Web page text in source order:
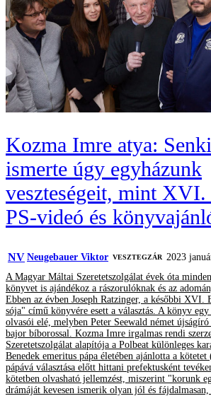
Kozma Imre atya:
ismerte úgy egyházunk
veszteségeit, mint XVI.
PS-videó és
NV Neugebauer Viktor VESZTEGZÁR 2023
A Magyar Máltai Szeretetszolgálat évek óta
könyvet is ajándékoz a rászorulóknak és az
Ebben az évben Joseph Ratzinger, a későbbi XVI.
sója" című könyvére esett a választás. A könyv egy
olvasói elé, melyben Peter Seewald német
bajor bíborossal. Kozma Imre irgalmas rendi
Szeretetszolgálat alapítója a Polbeat különleges
Benedek emeritus pápa életében ajánlotta a
pápává választása előtt hittani prefektusként
kötetben olvasható jellemzést, miszerint "korunk
drámáját kevesen ismerik olyan jól és